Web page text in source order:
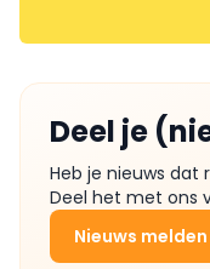
Deel je
Heb je nieuws dat
Deel het met ons
Nieuws melden